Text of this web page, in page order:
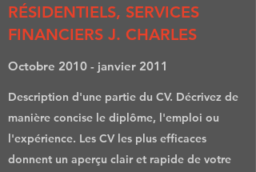
RÉSIDENTIELS, SERVICES
FINANCIERS J. CHARLES
Octobre 2010 - janvier 2011
Description d'une partie du CV. Décrivez de
manière concise le diplôme, l'emploi ou
l'expérience. Les CV les plus efficaces
donnent un aperçu clair et rapide de votre